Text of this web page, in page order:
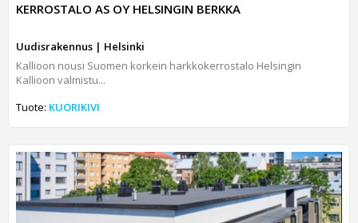
KERROSTALO AS OY HELSINGIN BERKKA
Uudisrakennus | Helsinki
Kallioon nousi Suomen korkein harkkokerrostalo Helsingin
Kallioon valmistu...
Tuote: KUORIKIVI